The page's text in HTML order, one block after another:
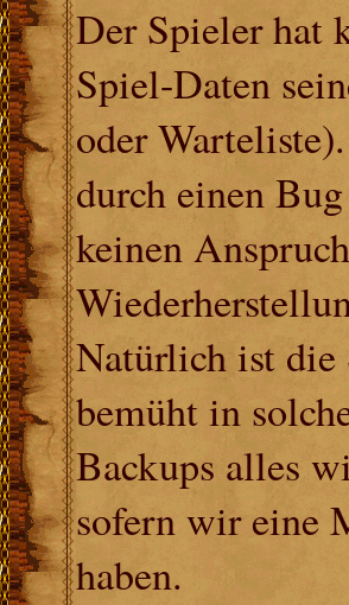
Der Spieler hat
Spiel-Daten
oder
durch einen
keinen
Natürlich ist die
bemüht in
Backups alles
sofern wir eine
haben.